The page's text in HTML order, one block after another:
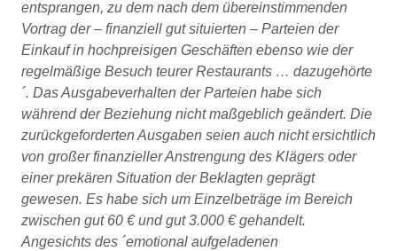
entsprangen, zu dem nach dem übereinstimmenden
Vortrag der – finanziell gut situierten – Parteien der
Einkauf in hochpreisigen Geschäften ebenso wie der
regelmäßige Besuch teurer Restaurants … dazugehörte
´. Das Ausgabeverhalten der Parteien habe sich
während der Beziehung nicht maßgeblich geändert. Die
zurückgeforderten Ausgaben seien auch nicht ersichtlich
von großer finanzieller Anstrengung des Klägers oder
einer prekären Situation der Beklagten geprägt
gewesen. Es habe sich um Einzelbeträge im Bereich
zwischen gut 60 € und gut 3.000 € gehandelt.
Angesichts des ´emotional aufgeladenen